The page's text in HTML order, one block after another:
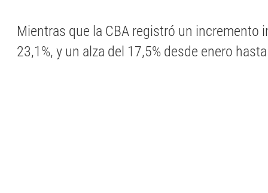
Mientras que la CBA registró un incremento
23,1%, y un alza del 17,5% desde enero